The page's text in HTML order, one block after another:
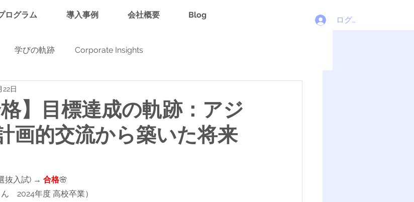
ログイン
ログラム 導入事例 会社概要 Blog
学びの軌跡 Corporate Insights
格】目標達成の軌跡：アジ
画的交流から築いた将来
22日
抜入試) → 合格🌸
　2024年度 高校卒業）